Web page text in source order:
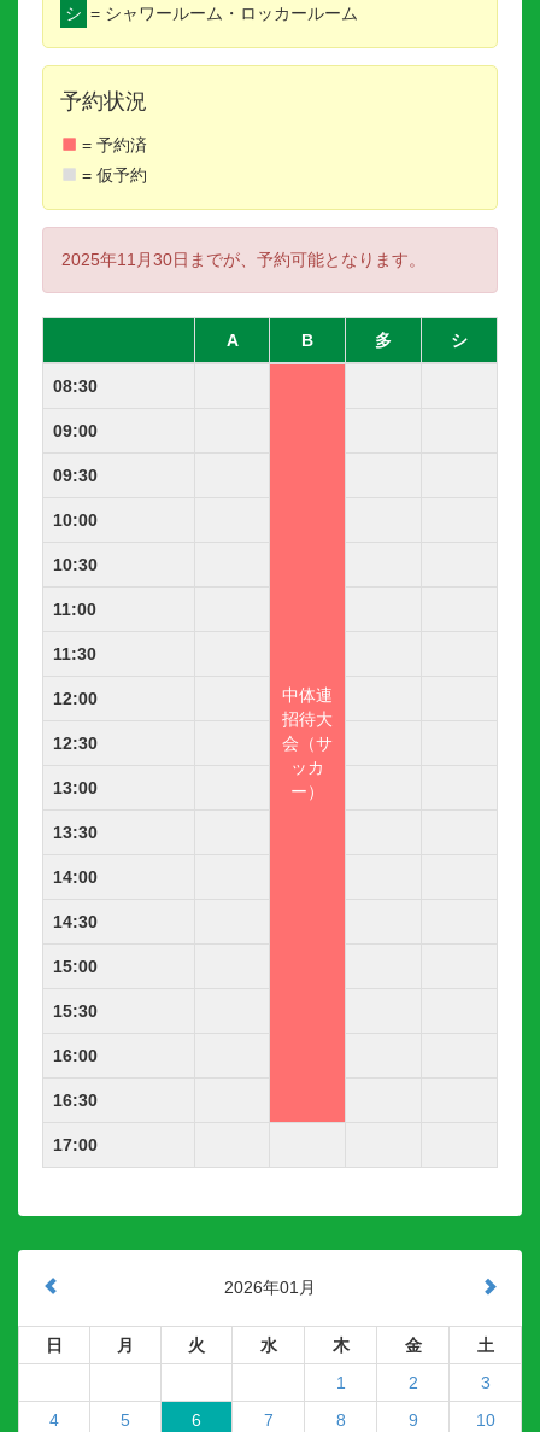
シ = シャワールーム・ロッカールーム
予約状況
= 予約済
= 仮予約
2025年11月30日までが、予約可能となります。
A B 多 シ
08:30
中体連
招待大
会（サ
ッカ
ー）
09:00
09:30
10:00
10:30
11:00
11:30
12:00
12:30
13:00
13:30
14:00
14:30
15:00
15:30
16:00
16:30
17:00
2026年01月
日 月 火 水 木 金
土
1
2
3
4
5 6 7 8 9 10